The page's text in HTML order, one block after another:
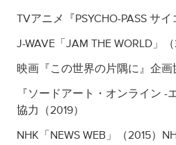
TVアニメ『PSYCHO-PASS サ
J-WAVE「JAM THE WORLD」（
映画『この世界の片隅に』企画
『ソードアート・オンライン -
協力（2019）
NHK「NEWS WEB」（2015）